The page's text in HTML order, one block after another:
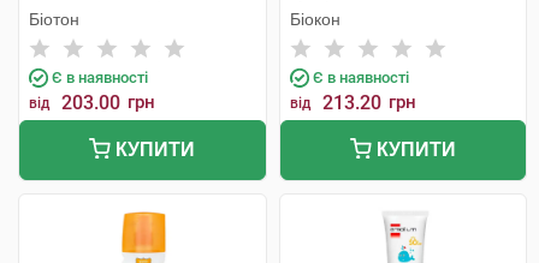
Біотон
Є в наявності
від 203.00 грн
КУПИТИ
флакон
Біокон
Є в наявності
від 213.20 грн
КУПИТИ